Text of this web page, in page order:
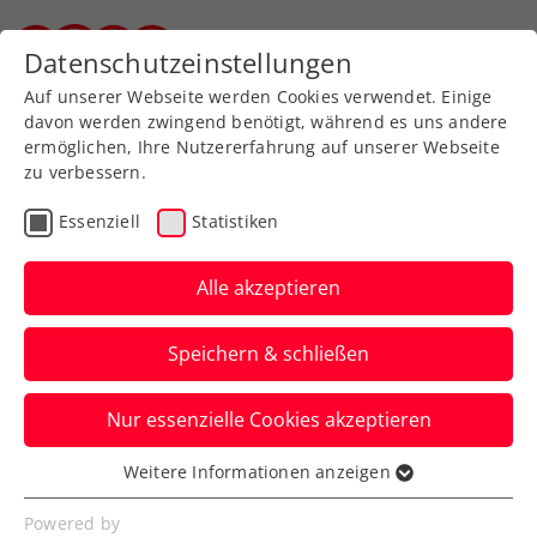
Zurück zur Newsübersicht
Turniere
US Open: Thiem gegen
Bublik, Davis-Cup-Test
für Ofner, Rematch für
Grabher
Unangenehme Auslosung für Dominic
Thiem, sonst lösbare Aufgaben für die
ÖTV-Asse in New York.
Datenschutzeinstellungen
Auf unserer Webseite werden Cookies verwendet. Einige
davon werden zwingend benötigt, während es uns andere
ermöglichen, Ihre Nutzererfahrung auf unserer Webseite
zu verbessern.
Essenziell Statistiken
Alle akzeptieren
Speichern & schließen
Nur essenzielle Cookies akzeptieren
Essenziell
Essenzielle Cookies werden für grundlegende
Weitere Informationen anzeigen
Powered by